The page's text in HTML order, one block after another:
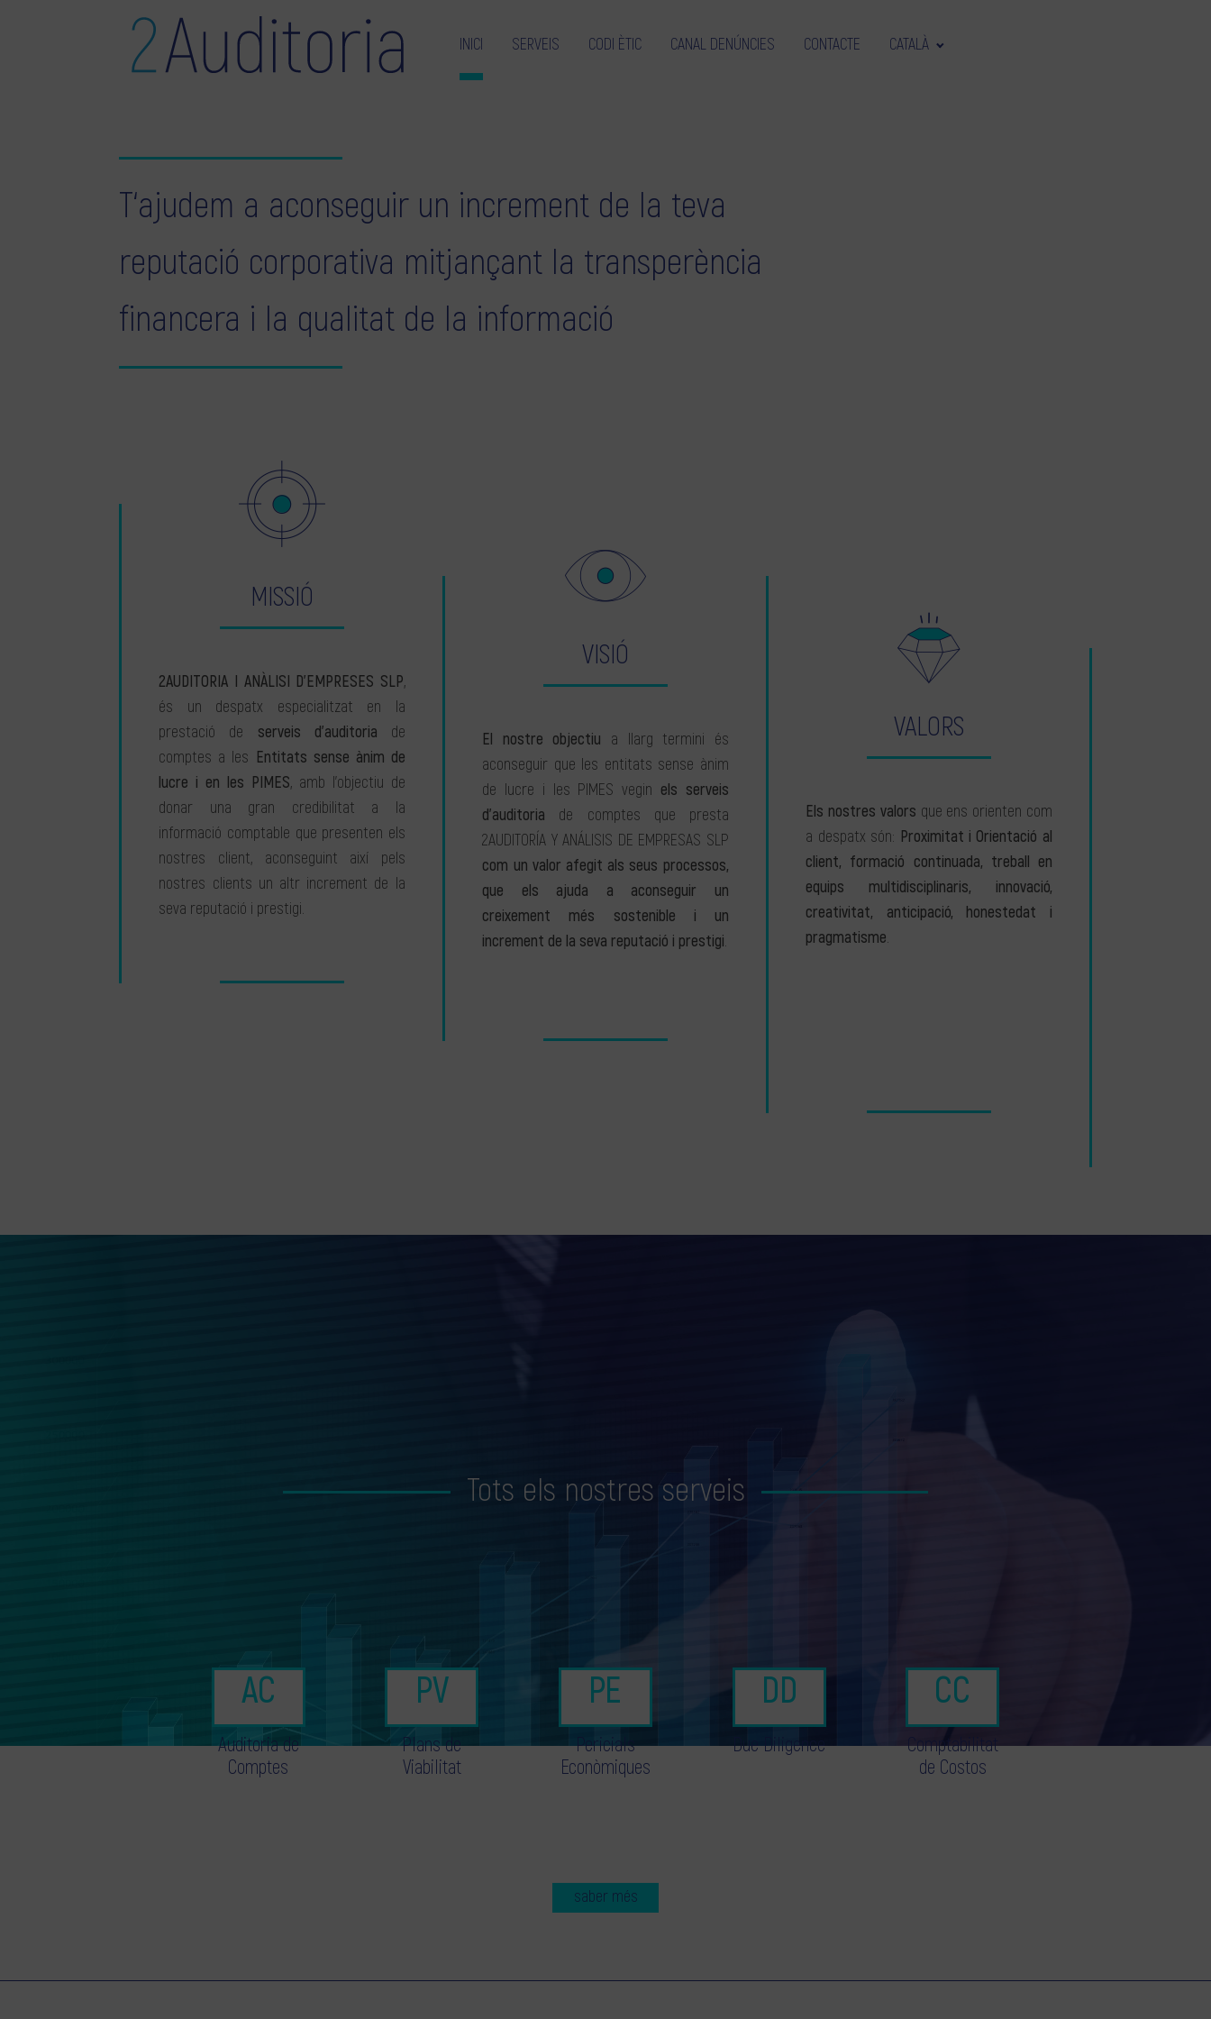
INICI SERVEIS CODI ÈTIC CANAL DENÚNCIES CONTACTE CATALÀ
T‘ajudem a aconseguir un increment de la teva
reputació corporativa mitjançant la transperència
financera i la qualitat de la informació
MISSIÓ
2AUDITORIA I ANÀLISI D’EMPRESES SLP,
és un despatx especialitzat en la
prestació de serveis d’auditoria de
comptes a les Entitats sense ànim de
lucre i en les PIMES, amb l’objectiu de
donar una gran credibilitat a la
informació comptable que presenten els
nostres client, aconseguint així pels
nostres clients un altr increment de la
seva reputació i prestigi.
VISIÓ
El nostre objectiu a llarg termini és
aconseguir que les entitats sense ànim
de lucre i les PIMES vegin els serveis
d’auditoria de comptes que presta
2AUDITORÍA Y ANÁLISIS DE EMPRESAS SLP
com un valor afegit als seus processos,
que els ajuda a aconseguir un
creixement més sostenible i un
increment de la seva reputació i prestigi.
VALORS
Els nostres valors que ens orienten com
a despatx són: Proximitat i Orientació al
client, formació continuada, treball en
equips multidisciplinaris, innovació,
creativitat, anticipació, honestedat i
pragmatisme.
Tots els nostres serveis
Auditoria de
Comptes
Plans de
Viabilitat
Pericials
Econòmiques
Due Diligence
Comptabilitat
de Costos
saber més